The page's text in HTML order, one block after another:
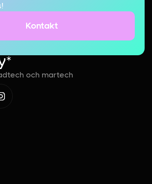
Kontakt
Kontakt
och martech